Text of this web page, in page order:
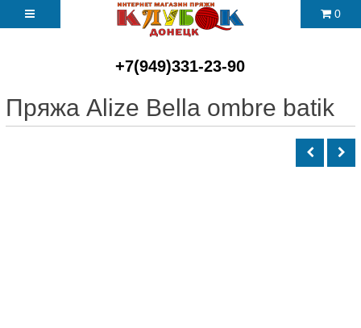
+7(949)331-23-90
0
Пряжа Alize Bella ombre batik